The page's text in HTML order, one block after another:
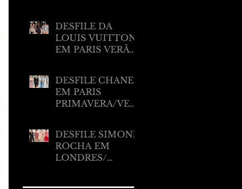
DESFILE DA
LOUIS VUITTON
EM PARIS VERÃO
DESFILE CHANEL
EM PARIS
PRIMAVERA/VER
DESFILE SIMONE
ROCHA EM
LONDRES/